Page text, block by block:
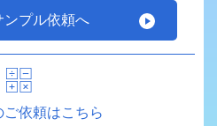
ンプル依頼へ
ご依頼はこちら